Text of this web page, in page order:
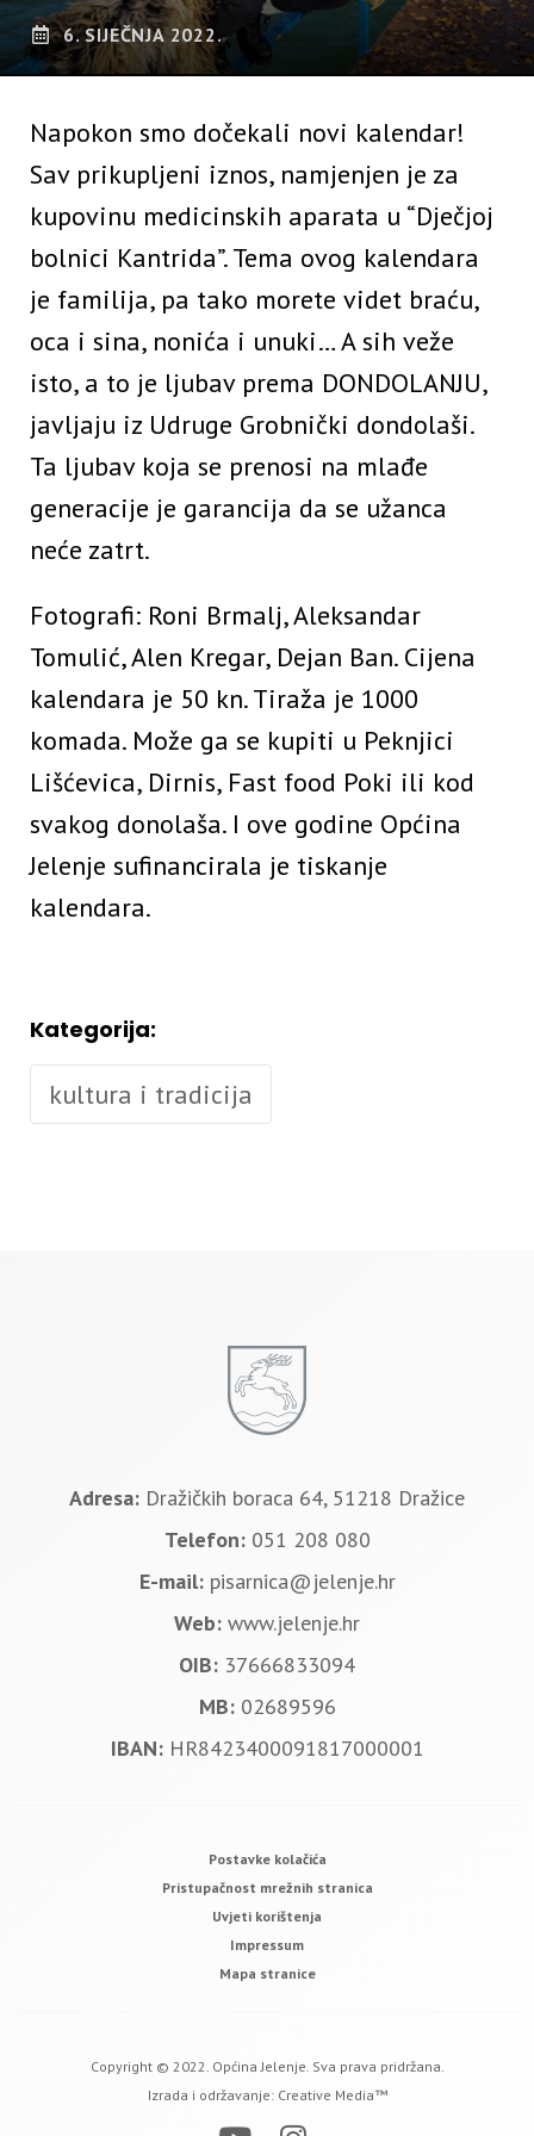
6. SIJEČNJA 2022.
Napokon smo dočekali novi kalendar!
Sav prikupljeni iznos, namjenjen je za
kupovinu medicinskih aparata u “Dječjoj
bolnici Kantrida”. Tema ovog kalendara
je familija, pa tako morete videt braću,
oca i sina, nonića i unuki… A sih veže
isto, a to je ljubav prema DONDOLANJU,
javljaju iz Udruge Grobnički dondolaši.
Ta ljubav koja se prenosi na mlađe
generacije je garancija da se užanca
neće zatrt.
Fotografi: Roni Brmalj, Aleksandar
Tomulić, Alen Kregar, Dejan Ban. Cijena
kalendara je 50 kn. Tiraža je 1000
komada. Može ga se kupiti u Peknjici
Lišćevica, Dirnis, Fast food Poki ili kod
svakog donolaša. I ove godine Općina
Jelenje sufinancirala je tiskanje
kalendara.
Kategorija:
kultura i tradicija
Adresa: Dražičkih boraca 64, 51218 Dražice
Telefon: 051 208 080
E-mail: pisarnica@jelenje.hr
Web: www.jelenje.hr
OIB: 37666833094
MB: 02689596
IBAN: HR8423400091817000001
Postavke kolačića
Pristupačnost mrežnih stranica
Uvjeti korištenja
Impressum
Mapa stranice
Copyright © 2022. Općina Jelenje. Sva prava pridržana.
Izrada i održavanje: Creative Media™